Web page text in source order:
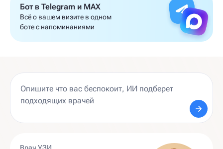
Бот в Telegram и MAX
Всё о вашем визите в одном
боте с напоминаниями